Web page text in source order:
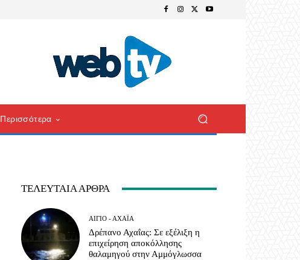
Περισσότερα
ΤΕΛΕΥΤΑΊΑ ΆΡΘΡΑ
ΑΊΓΙΟ - ΑΧΑΪ́Α
Δρέπανο Αχαΐας: Σε εξέλιξη η
επιχείρηση αποκόλλησης
θαλαμηγού στην Αμμόγλωσσα